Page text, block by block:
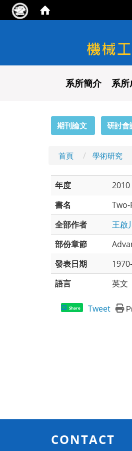
國立陽明
系所簡介 系所
期刊論文 研討會
首頁 學術研究
年度
2010
書名
全部作者
王啟
部份章節
發表日期
語言
英文
Share Tweet
CONTACT